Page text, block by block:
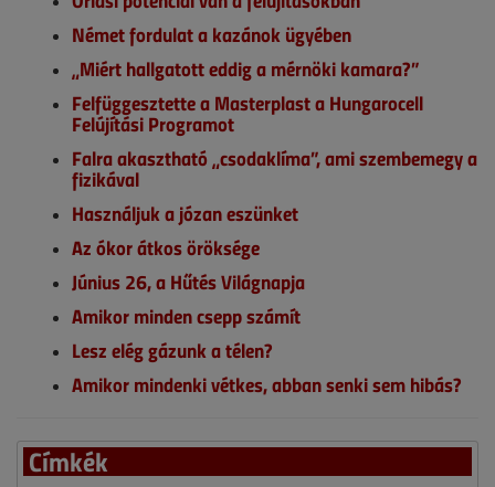
Német fordulat a kazánok ügyében
„Miért hallgatott eddig a mérnöki kamara?”
Felfüggesztette a Masterplast a Hungarocell
Felújítási Programot
Falra akasztható „csodaklíma”, ami szembemegy a
fizikával
Használjuk a józan eszünket
Az ókor átkos öröksége
Június 26, a Hűtés Világnapja
Amikor minden csepp számít
Lesz elég gázunk a télen?
Amikor mindenki vétkes, abban senki sem hibás?
Címkék